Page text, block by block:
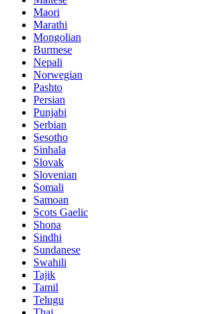
Maori
Marathi
Mongolian
Burmese
Nepali
Norwegian
Pashto
Persian
Punjabi
Serbian
Sesotho
Sinhala
Slovak
Slovenian
Somali
Samoan
Scots Gaelic
Shona
Sindhi
Sundanese
Swahili
Tajik
Tamil
Telugu